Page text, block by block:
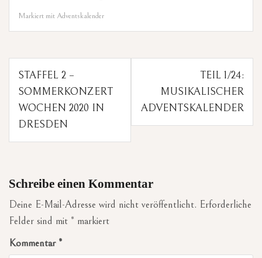
Markiert mit Adventskalender
STAFFEL 2 –
SOMMERKONZERT
WOCHEN 2020 IN
DRESDEN
TEIL 1/24:
MUSIKALISCHER
ADVENTSKALENDER
Schreibe einen Kommentar
Deine E-Mail-Adresse wird nicht veröffentlicht. Erforderliche
Felder sind mit * markiert
Kommentar *